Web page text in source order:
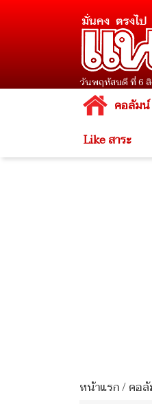
วันพฤหัสบดี ที่ 6
คอลัมน์
Like สาระ
หน้าแรก/คอ